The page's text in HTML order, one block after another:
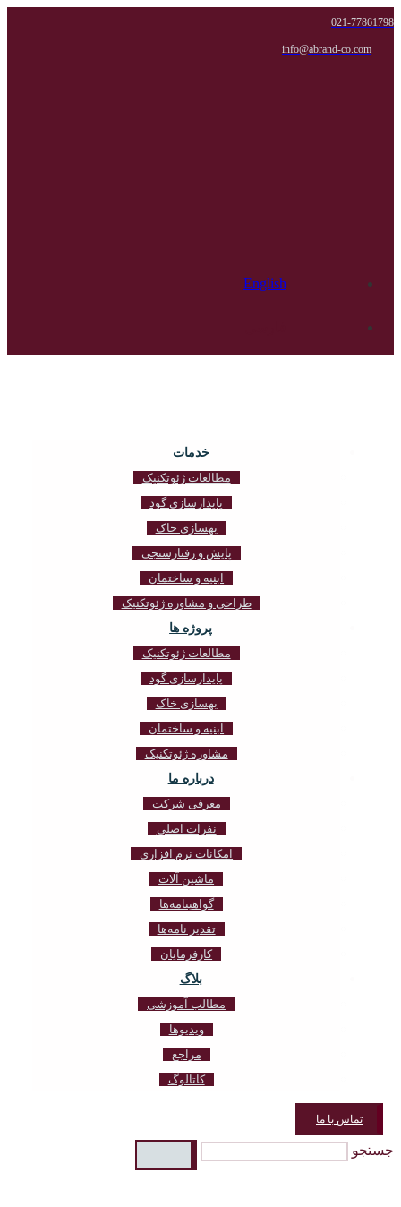
021-77861798
info@abrand-co.com
English
خدمات
مطالعات ژئوتکنیک
پایدارسازی گود
بهسازی خاک
پایش و رفتارسنجی
ابنیه و ساختمان
طراحی و مشاوره ژئوتکنیک
پروژه ها
مطالعات ژئوتکنیک
پایدارسازی گود
بهسازی خاک
ابنیه و ساختمان
مشاوره ژئوتکنیک
درباره ما
معرفی شرکت
نفرات اصلی
امکانات نرم افزاری
ماشین آلات
گواهینامه‌ها
تقدیر نامه‌ها
کارفرمایان
بلاگ
مطالب آموزشی
ویدیوها
مراجع
کاتالوگ
تماس با ما
جستجو